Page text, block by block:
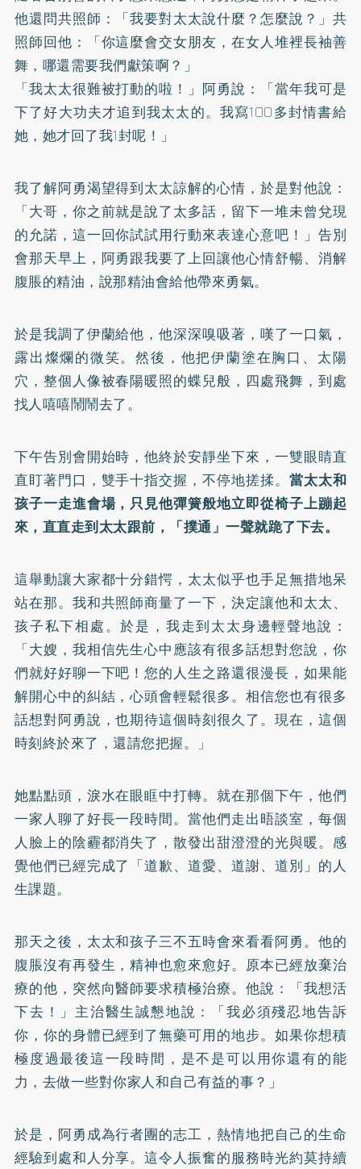
他還問共照師：「我要對太太說什麼？怎麼說？」共
照師回他：「你這麼會交女朋友，在女人堆裡長袖善
舞，哪還需要我們獻策啊？」
「我太太很難被打動的啦！」阿勇說：「當年我可是
下了好大功夫才追到我太太的。我寫100多封情書給
她，她才回了我1封呢！」
我了解阿勇渴望得到太太諒解的心情，於是對他說：
「大哥，你之前就是說了太多話，留下一堆未曾兌現
的允諾，這一回你試試用行動來表達心意吧！」告別
會那天早上，阿勇跟我要了上回讓他心情舒暢、消解
腹脹的精油，說那精油會給他帶來勇氣。
於是我調了伊蘭給他，他深深嗅吸著，嘆了一口氣，
露出燦爛的微笑。然後，他把伊蘭塗在胸口、太陽
穴，整個人像被春陽暖照的蝶兒般，四處飛舞，到處
找人嘻嘻鬧鬧去了。
下午告別會開始時，他終於安靜坐下來，一雙眼睛直
直盯著門口，雙手十指交握，不停地搓揉。 當太太和
孩子一走進會場，只見他彈簧般地立即從椅子上蹦起
來，直直走到太太跟前，「撲通」一聲就跪了下去。
這舉動讓大家都十分錯愕，太太似乎也手足無措地呆
站在那。我和共照師商量了一下，決定讓他和太太、
孩子私下相處。於是，我走到太太身邊輕聲地說：
「大嫂，我相信先生心中應該有很多話想對您說，你
們就好好聊一下吧！您的人生之路還很漫長，如果能
解開心中的糾結，心頭會輕鬆很多。相信您也有很多
話想對阿勇說，也期待這個時刻很久了。現在，這個
時刻終於來了，還請您把握。」
她點點頭，淚水在眼眶中打轉。就在那個下午，他們
一家人聊了好長一段時間。當他們走出晤談室，每個
人臉上的陰霾都消失了，散發出甜澄澄的光與暖。感
覺他們已經完成了「道歉、道愛、道謝、道別」的人
生課題。
那天之後，太太和孩子三不五時會來看看阿勇。他的
腹脹沒有再發生，精神也愈來愈好。原本已經放棄治
療的他，突然向醫師要求積極治療。他說：「我想活
下去！」主治醫生誠懇地說：「我必須殘忍地告訴
你，你的身體已經到了無藥可用的地步。如果你想積
極度過最後這一段時間，是不是可以用你還有的能
力，去做一些對你家人和自己有益的事？」
於是，阿勇成為行者團的志工，熱情地把自己的生命
經驗到處和人分享。這令人振奮的服務時光約莫持續